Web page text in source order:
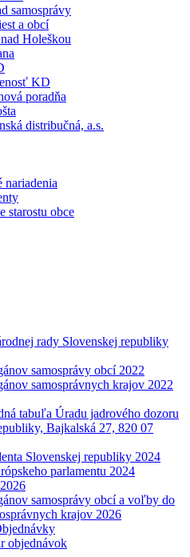
samosprávy
a obcí
Holeškou
KD
poradňa
distribučná, a.s.
nariadenia
starostu obce
rady Slovenskej republiky
samosprávy obcí 2022
samosprávnych krajov 2022
tabuľa Úradu jadrového dozoru
Bajkalská 27, 820 07
Slovenskej republiky 2024
parlamentu 2024
samosprávy obcí a voľby do
krajov 2026
objednávok